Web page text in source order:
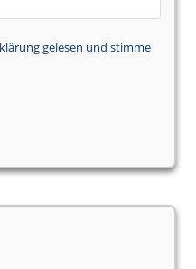
gelesen und stimme